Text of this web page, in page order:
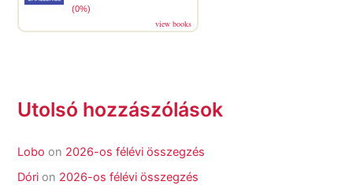
(0%)
view books
Utolsó hozzászólások
Lobo on 2026-os félévi összegzés
Dóri on 2026-os félévi összegzés